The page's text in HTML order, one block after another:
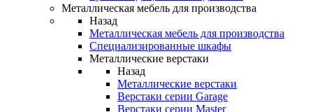
Металлическая мебель для производства
Назад
Металлическая мебель для производства
Cпециализированные шкафы
Металлические верстаки
Назад
Металлические верстаки
Верстаки серии Garage
Верстаки серии Master